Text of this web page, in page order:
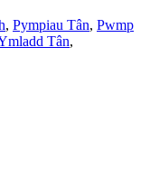
, Pympiau Tân, Pwmp
Tân,